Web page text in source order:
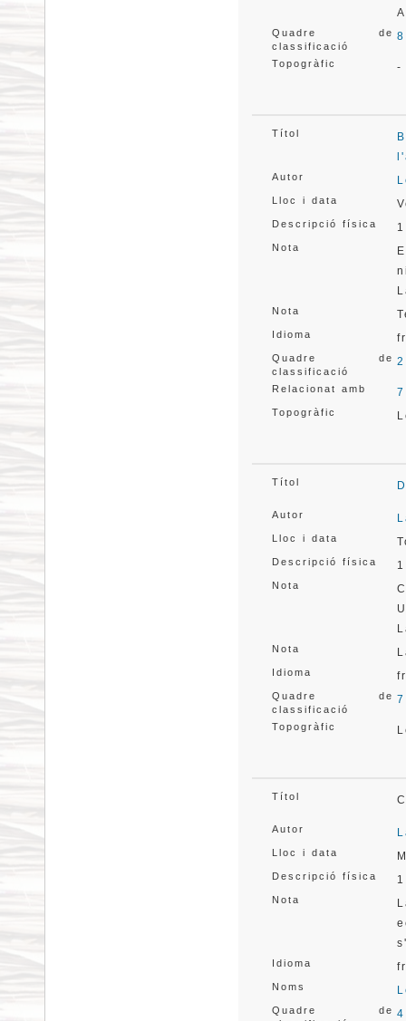
Quadre de
classificació
Topogràfic -
Títol
Autor
Lloc i data
Descripció física
Nota
Nota
Idioma
Quadre de
classificació
Relacionat amb
Topogràfic
Títol
Autor
Lloc i data
Descripció física
Nota
Nota
Idioma
Quadre de
classificació
Topogràfic
Títol
Autor
Lloc i data
Descripció física
Nota
Idioma
Noms
Quadre de